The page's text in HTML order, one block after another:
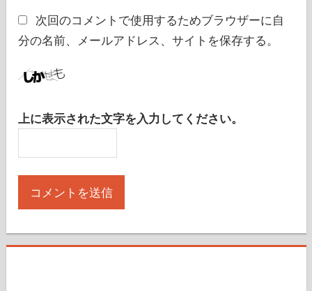
次回のコメントで使用するためブラウザーに自
上に表示された文字を入力してください。